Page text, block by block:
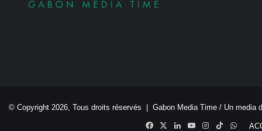
© Copyright 2026, Tous droits réservés | Gabon Media Time / Un media
Facebook
X LinkedinYouTubeInstagram
TikTok